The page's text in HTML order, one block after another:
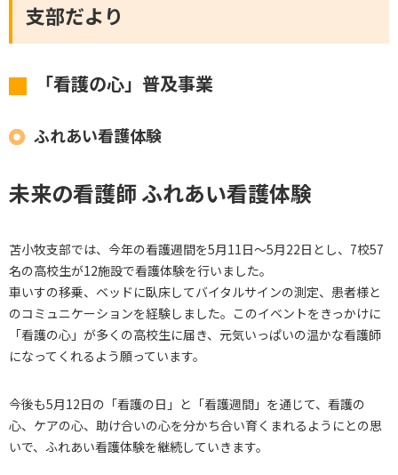
支部だより
「看護の心」普及事業
ふれあい看護体験
未来の看護師 ふれあい看護体験
苫小牧支部では、今年の看護週間を5月11日～5月22日とし、7校57
名の高校生が12施設で看護体験を行いました。
車いすの移乗、ベッドに臥床してバイタルサインの測定、患者様と
のコミュニケーションを経験しました。このイベントをきっかけに
「看護の心」が多くの高校生に届き、元気いっぱいの温かな看護師
になってくれるよう願っています。
今後も5月12日の「看護の日」と「看護週間」を通じて、看護の
心、ケアの心、助け合いの心を分かち合い育くまれるようにとの思
いで、ふれあい看護体験を継続していきます。